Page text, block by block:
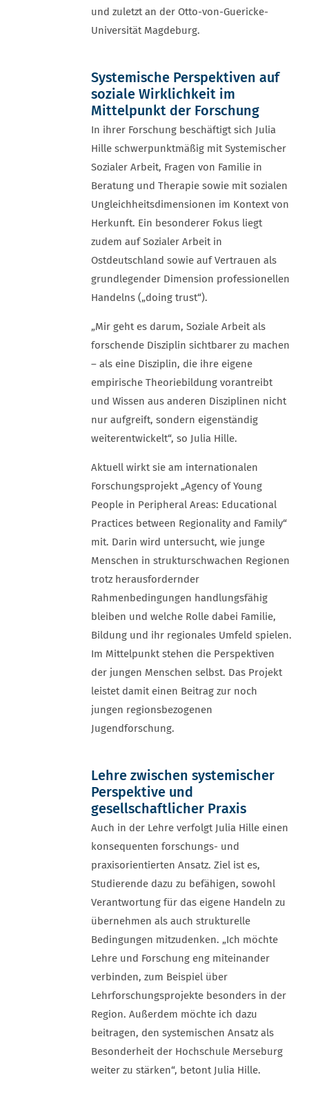
und zuletzt an der Otto-von-Guericke-
Universität Magdeburg.
Systemische Perspektiven auf
soziale Wirklichkeit im
Mittelpunkt der Forschung
In ihrer Forschung beschäftigt sich Julia
Hille schwerpunktmäßig mit Systemischer
Sozialer Arbeit, Fragen von Familie in
Beratung und Therapie sowie mit sozialen
Ungleichheitsdimensionen im Kontext von
Herkunft. Ein besonderer Fokus liegt
zudem auf Sozialer Arbeit in
Ostdeutschland sowie auf Vertrauen als
grundlegender Dimension professionellen
Handelns („doing trust“).
„Mir geht es darum, Soziale Arbeit als
forschende Disziplin sichtbarer zu machen
– als eine Disziplin, die ihre eigene
empirische Theoriebildung vorantreibt
und Wissen aus anderen Disziplinen nicht
nur aufgreift, sondern eigenständig
weiterentwickelt“, so Julia Hille.
Aktuell wirkt sie am internationalen
Forschungsprojekt „Agency of Young
People in Peripheral Areas: Educational
Practices between Regionality and Family“
mit. Darin wird untersucht, wie junge
Menschen in strukturschwachen Regionen
trotz herausfordernder
Rahmenbedingungen handlungsfähig
bleiben und welche Rolle dabei Familie,
Bildung und ihr regionales Umfeld spielen.
Im Mittelpunkt stehen die Perspektiven
der jungen Menschen selbst. Das Projekt
leistet damit einen Beitrag zur noch
jungen regionsbezogenen
Jugendforschung.
Lehre zwischen systemischer
Perspektive und
gesellschaftlicher Praxis
Auch in der Lehre verfolgt Julia Hille einen
konsequenten forschungs- und
praxisorientierten Ansatz. Ziel ist es,
Studierende dazu zu befähigen, sowohl
Verantwortung für das eigene Handeln zu
übernehmen als auch strukturelle
Bedingungen mitzudenken. „Ich möchte
Lehre und Forschung eng miteinander
verbinden, zum Beispiel über
Lehrforschungsprojekte besonders in der
Region. Außerdem möchte ich dazu
beitragen, den systemischen Ansatz als
Besonderheit der Hochschule Merseburg
weiter zu stärken“, betont Julia Hille.